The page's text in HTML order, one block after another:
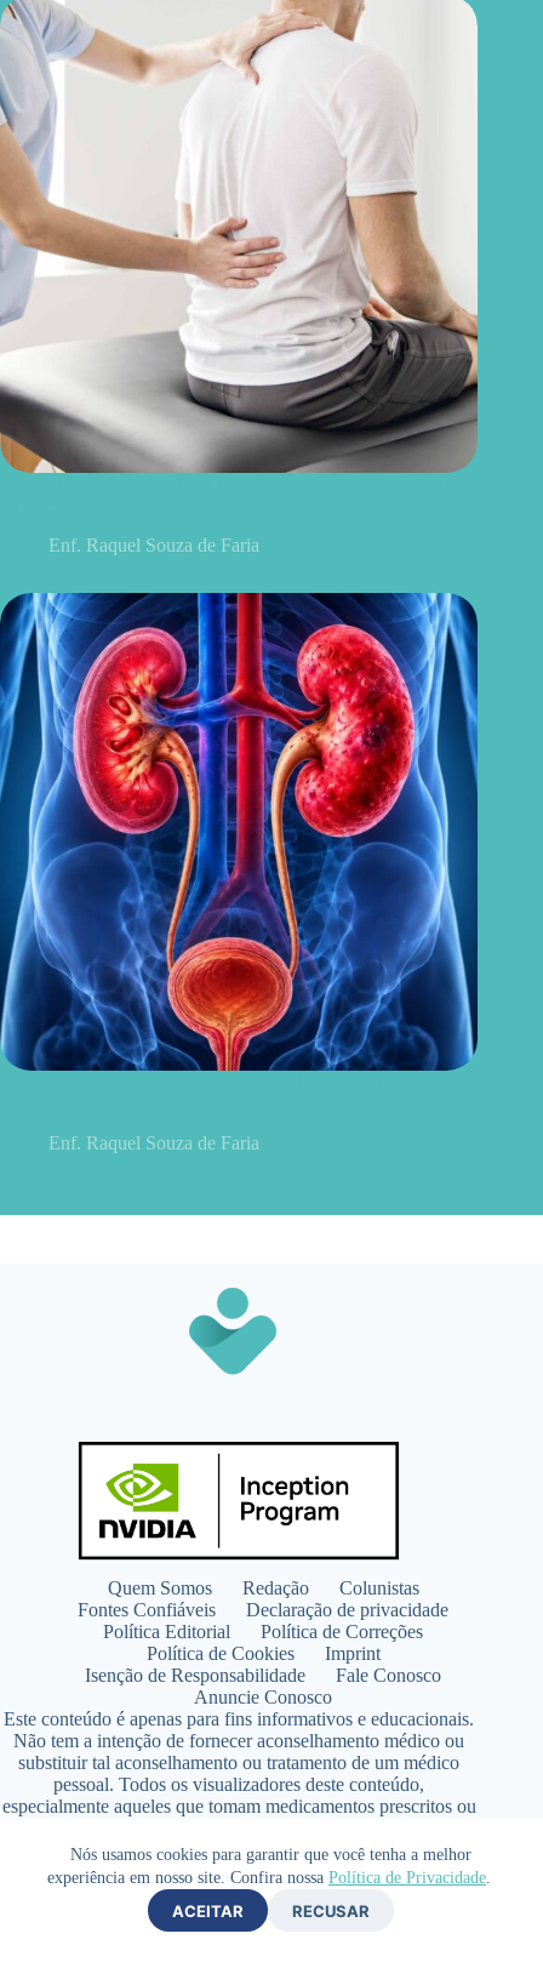
Nós usamos cookies para garantir que você tenha a melhor
experiência em nosso site. Confira nossa Política de Privacidade.
ACEITAR RECUSAR
Enf. Raquel Souza de Faria
Enf. Raquel Souza de Faria
Quem Somos Redação
Colunistas
Fontes Confiáveis
Declaração de privacidade
Política Editorial
Política de Correções
Política de Cookies
Imprint
Isenção de Responsabilidade
Fale Conosco
Anuncie Conosco
Este conteúdo é apenas para fins informativos e educacionais.
Não tem a intenção de fornecer aconselhamento médico ou
substituir tal aconselhamento ou tratamento de um médico
pessoal. Todos os visualizadores deste conteúdo,
especialmente aqueles que tomam medicamentos prescritos ou
qualquer programa de nutrição, suplementação ou estilo de
vida.
Copyright © 2026 - SaúdeLAB.com pertence ao grupo
VKCF Soluções Digitais Ltda - CNPJ n° 43.726.917/0001-80